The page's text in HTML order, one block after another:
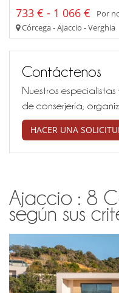
733 € - 1 066 €
Por
Córcega - Ajaccio - Verghia
Contáctenos
Nuestros
de conserjería,
HACER UNA
Ajaccio : 8
según sus